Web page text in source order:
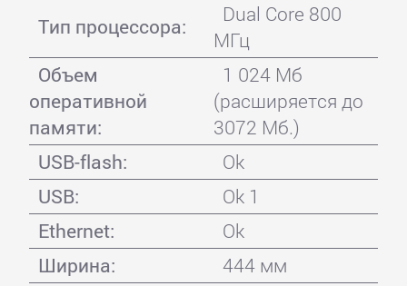
Тип процессора:
Dual Core 800
МГц
Объем
оперативной
памяти:
1 024 Мб
(расширяется до
3072 Мб.)
USB-flash:
Ok
USB:
Ok 1
Ethernet:
Ok
Ширина:
444 мм